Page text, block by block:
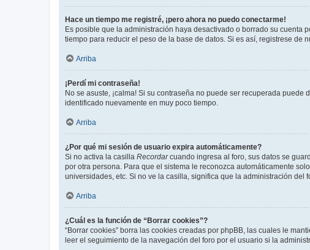
Hace un tiempo me registré, ¡pero ahora no puedo conectarme!
Es posible que la administración haya desactivado o borrado su cuenta
tiempo para reducir el peso de la base de datos. Si es así, registrese de
Arriba
¡Perdí mi contraseña!
No se asuste, ¡calma! Si su contraseña no puede ser recuperada
identificado nuevamente en muy poco tiempo.
Arriba
¿Por qué mi sesión de usuario expira automáticamente?
Si no activa la casilla Recordarcuando ingresa al foro, sus datos se
por otra persona. Para que el sistema le reconozca automáticamente
universidades, etc. Si no ve la casilla, significa que la administración del
Arriba
¿Cuál es la función de “Borrar cookies”?
“Borrar cookies” borra las cookies creadas por phpBB, las cuales le
leer el seguimiento de la navegación del foro por el usuario si la